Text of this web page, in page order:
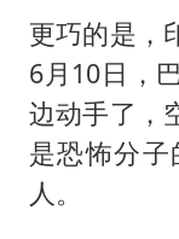
更巧的是，
6月10日，
边动手了，
是恐怖分
人。